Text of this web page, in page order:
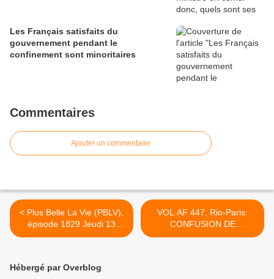
Les Français satisfaits du
gouvernement pendant le
confinement sont minoritaires
Commentaires
Ajouter un commentaire
< Plus Belle La Vie (PBLV),
épisode 1829 Jeudi 13
Octobre 2011, "concert
VOL AF 447, Rio-Paris:
CONFUSION DE
L'EQUIPAGE SELON LE
Hébergé par Overblog